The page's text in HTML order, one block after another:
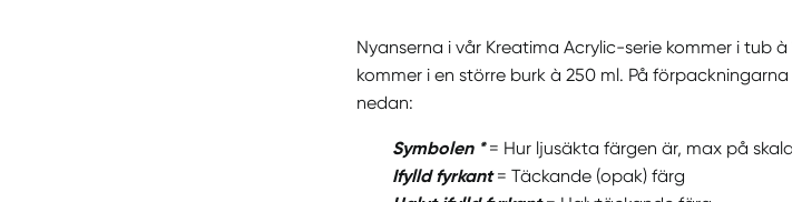
Nyanserna i vår Kreatima Acrylic-serie kommer i tub
kommer i en större burk à 250 ml. På
nedan:
Symbolen *= Hur ljusäkta färgen är, max på
Ifylld fyrkant= Täckande (opak) färg